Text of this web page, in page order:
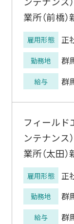
業所（前橋
雇用形態 正
勤務地 群
給与 群
フィールド
ンテ
業所（太田
雇用形態 正
勤務地 群
給与 群